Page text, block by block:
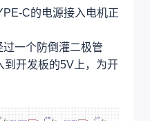
C的电源接入电机正
一个防倒灌二极管
到开发板的5V上，为开